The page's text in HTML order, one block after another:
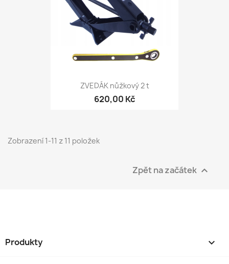
ZVEDÁK nůžkový 2 t
620,00 Kč
Zobrazení 1-11 z 11 položek
Zpět na začátek 
Produkty 